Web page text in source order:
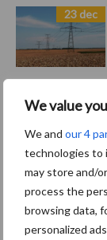
We value
We and our 4
technologies to
may store and/
process the
browsing data,
personalized
23 dec
22 dec